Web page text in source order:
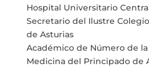
Hospital Universitario
Secretario del Ilustre
de Asturias
Académico de Número de
Medicina del Principado de